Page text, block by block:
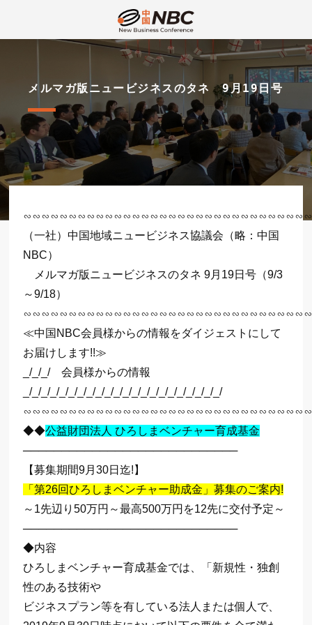
メルマガ版ニュービジネスのタネ 9月19日号
（一社）中国地域ニュービジネス協議会（略：中国
NBC）
メルマガ版ニュービジネスのタネ 9月19日号（9/3
～9/18）
≪中国NBC会員様からの情報をダイジェストにして
お届けします!!≫
_/_/_/ 会員様からの情報
_/_/_/_/_/_/_/_/_/_/_/_/_/_/_/_/_/_/_/_/_/_/
◆◆公益財団法人 ひろしまベンチャー育成基金
────────────────────────────
【募集期間9月30日迄!】
「第26回ひろしまベンチャー助成金」募集のご案内!
～1先辺り50万円～最高500万円を12先に交付予定～
────────────────────────────
◆内容
ひろしまベンチャー育成基金では、「新規性・独創
性のある技術や
ビジネスプラン等を有している法人または個人で、